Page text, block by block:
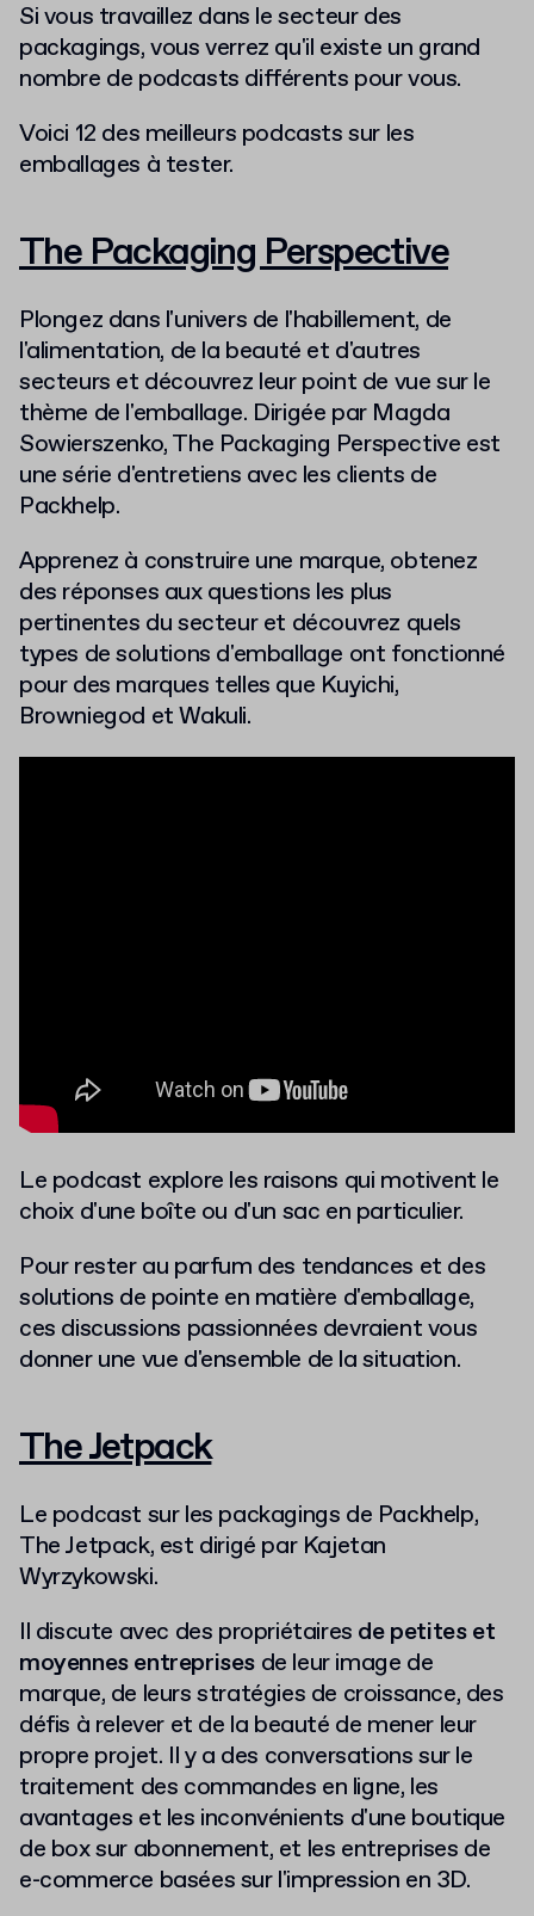
Si vous travaillez dans le secteur des
packagings, vous verrez qu'il existe un grand
nombre de podcasts différents pour vous.
Voici 12 des meilleurs podcasts sur les
emballages à tester.
The Packaging Perspective
Plongez dans l'univers de l'habillement, de
l'alimentation, de la beauté et d'autres
secteurs et découvrez leur point de vue sur le
thème de l'emballage. Dirigée par Magda
Sowierszenko, The Packaging Perspective est
une série d'entretiens avec les clients de
Packhelp.
Apprenez à construire une marque, obtenez
des réponses aux questions les plus
pertinentes du secteur et découvrez quels
types de solutions d'emballage ont fonctionné
pour des marques telles que Kuyichi,
Browniegod et Wakuli.
Le podcast explore les raisons qui motivent le
choix d'une boîte ou d'un sac en particulier.
Pour rester au parfum des tendances et des
solutions de pointe en matière d'emballage,
ces discussions passionnées devraient vous
donner une vue d'ensemble de la situation.
The Jetpack
Le podcast sur les packagings de Packhelp,
The Jetpack, est dirigé par Kajetan
Wyrzykowski.
Il discute avec des propriétaires de petites et
moyennes entreprises de leur image de
marque, de leurs stratégies de croissance, des
défis à relever et de la beauté de mener leur
propre projet. Il y a des conversations sur le
traitement des commandes en ligne, les
avantages et les inconvénients d'une boutique
de box sur abonnement, et les entreprises de
e-commerce basées sur l'impression en 3D.